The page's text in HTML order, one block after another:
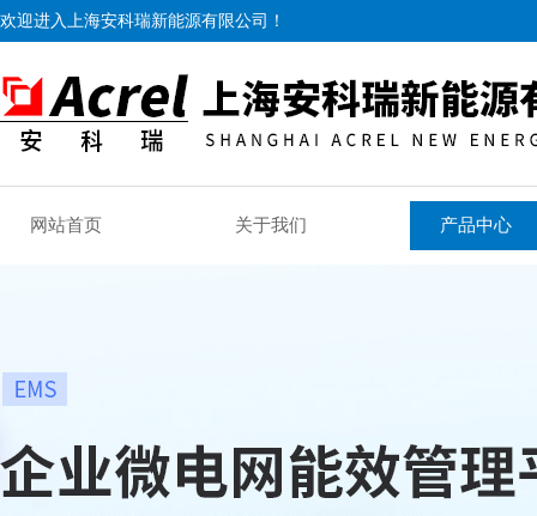
欢迎进入上海安科瑞新能源有限公司！
网站首页 关于我们 产品中心